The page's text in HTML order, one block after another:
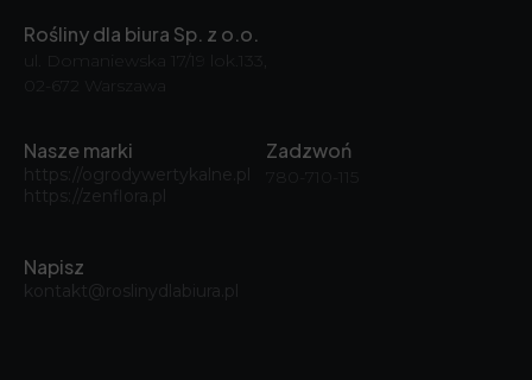
Rośliny dla biura Sp. z o.o.
ul. Domaniewska 17/19 lok.133,
02-672 Warszawa
Nasze marki
https://ogrodywertykalne.pl
https://zenflora.pl
Zadzwoń
780-710-115
Napisz
kontakt@roslinydlabiura.pl